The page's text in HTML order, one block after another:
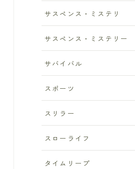
サスペンス・ミステリ
サスペンス・ミステリー
サバイバル
スポーツ
スリラー
スローライフ
タイムリープ